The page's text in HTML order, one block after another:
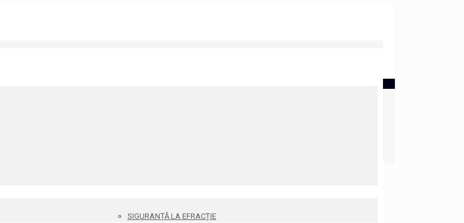
SIGURANȚĂ LA EFRACȚIE